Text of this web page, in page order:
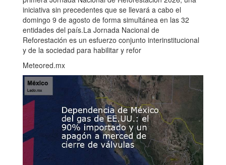
iniciativa sin precedentes que se llevará a cabo el
domingo 9 de agosto de forma simultánea en las 32
entidades del país.La Jornada Nacional de
Reforestación es un esfuerzo conjunto interinstitucional
y de la sociedad para habilitar y refor
Meteored.mx